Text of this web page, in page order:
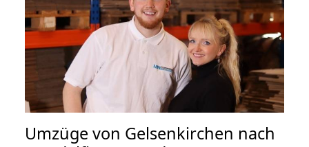
Umzüge von Gelsenkirchen nach